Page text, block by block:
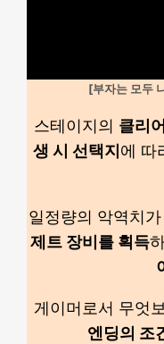
[부자는 모두
스테이지의 클리
생 시 선택지 에 따
일정량의 악역치
제트 장비를 획득
게이머로서 무엇
엔딩의 조